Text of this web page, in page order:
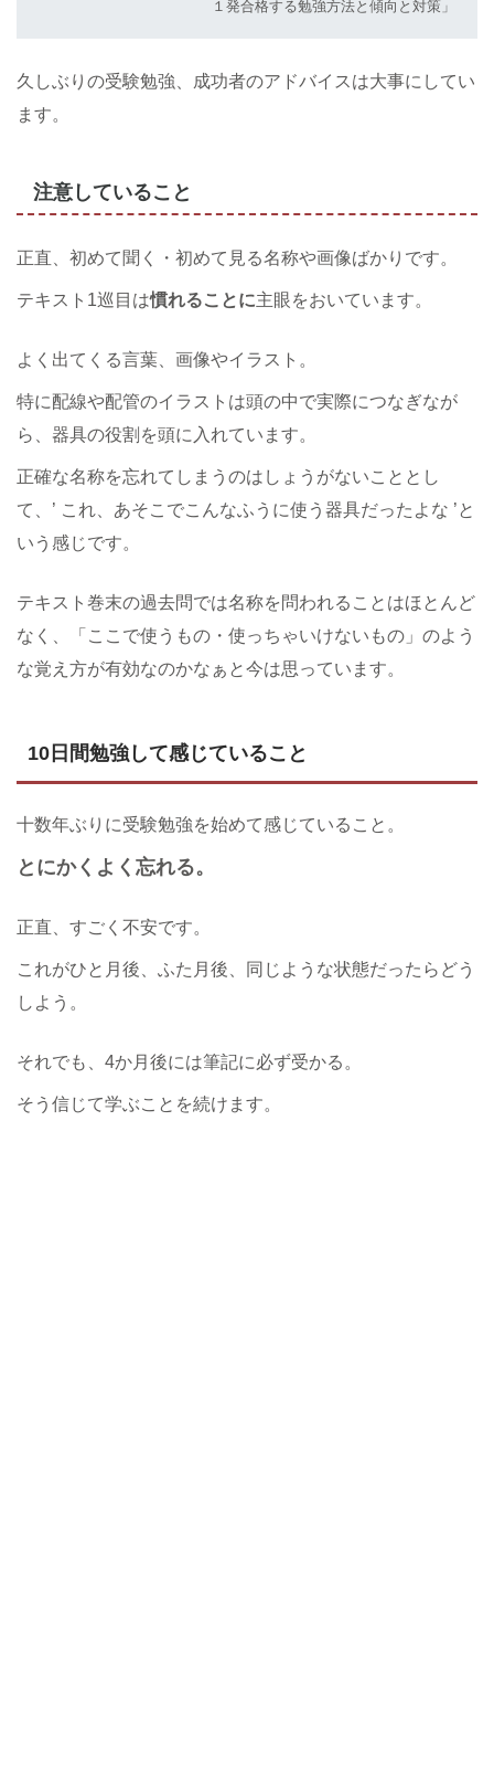
１発合格する勉強方法と傾向と対策」
久しぶりの受験勉強、成功者のアドバイスは大事にしてい
ます。
注意していること
正直、初めて聞く・初めて見る名称や画像ばかりです。
テキスト1巡目は慣れることに主眼をおいています。
よく出てくる言葉、画像やイラスト。
特に配線や配管のイラストは頭の中で実際につなぎなが
ら、器具の役割を頭に入れています。
正確な名称を忘れてしまうのはしょうがないこととし
て、’ これ、あそこでこんなふうに使う器具だったよな ’と
いう感じです。
テキスト巻末の過去問では名称を問われることはほとんど
なく、「ここで使うもの・使っちゃいけないもの」のよう
な覚え方が有効なのかなぁと今は思っています。
10日間勉強して感じていること
十数年ぶりに受験勉強を始めて感じていること。
とにかくよく忘れる。
正直、すごく不安です。
これがひと月後、ふた月後、同じような状態だったらどう
しよう。
それでも、4か月後には筆記に必ず受かる。
そう信じて学ぶことを続けます。